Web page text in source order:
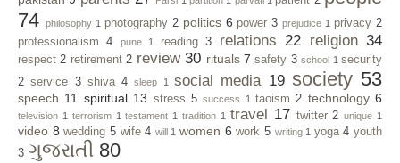
74 philosophy 1 photography 2 politics 6 power 3 prejudice 1 privacy 2
professionalism
4 pune 1 reading 3 relations 22 religion 34
respect 2 retirement 2 review 30 rituals 7 safety 3 school 1 security
2 service 3 shiva 4 sleep 1 social media 19 society 53
speech 11 spiritual 13 stress 5 success 1 taoism 2 technology 6
television 1 terrorism 1 testament 1 tradition 1 travel 17 twitter 2 unique 1
video 8 wedding 5 wife 4 will 1 women 6 work 5 writing 1 yoga 4 youth
3 ગુજરાતી 80